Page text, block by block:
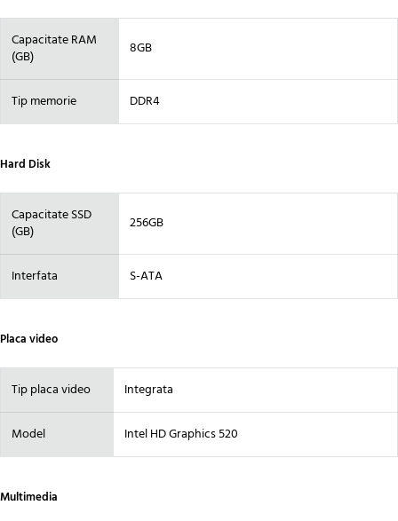
Capacitate RAM
(GB)
8GB
Tip memorie DDR4
Hard Disk
Capacitate SSD
(GB)
256GB
Interfata S-ATA
Placa video
Tip placa video Integrata
Model Intel HD Graphics 520
Multimedia